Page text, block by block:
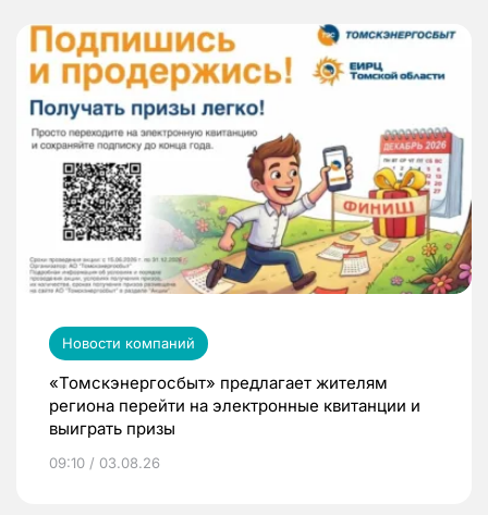
Новости компаний
«Томскэнергосбыт» предлагает жителям
региона перейти на электронные квитанции и
выиграть призы
09:10 / 03.08.26